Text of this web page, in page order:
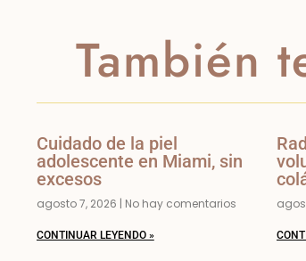
También
Cuidado de la piel
adolescente en Miami, sin
excesos
agosto 7, 2026 No hay comentarios
CONTINUAR LEYENDO »